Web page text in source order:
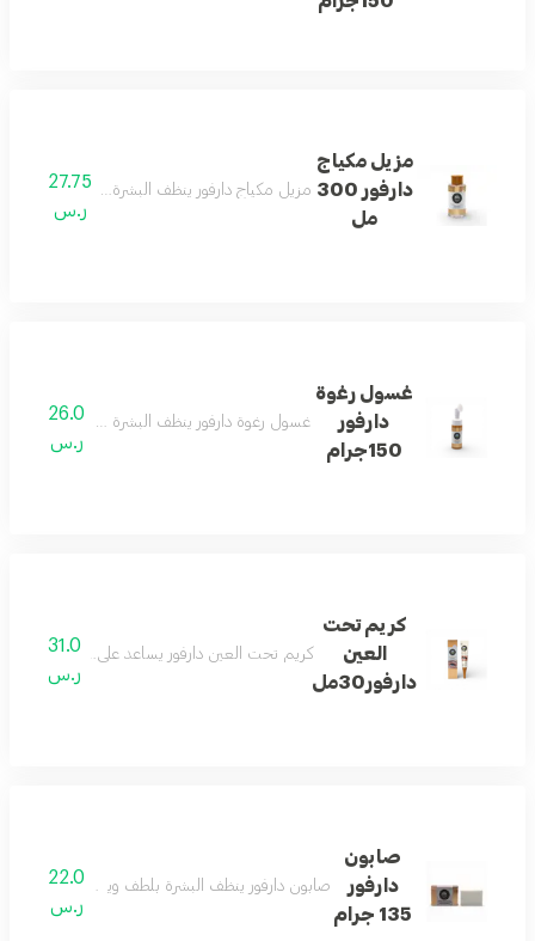
مزيل مكياج
دارفور 300
مل
مزيل مكياج دارفور ينظف البشرة بلطف ويزيل بقايا
27.75
ر.س
غسول رغوة
دارفور
150جرام
غسول رغوة دارفور ينظف البشرة بعمق ويمنحها
26.0
ر.س
كريم تحت
العين
دارفور30مل
كريم تحت العين دارفور يساعد على ترطيب
31.0
ر.س
صابون
دارفور
135 جرام
صابون دارفور ينظف البشرة بلطف ويساعد على الحفاظ
22.0
ر.س